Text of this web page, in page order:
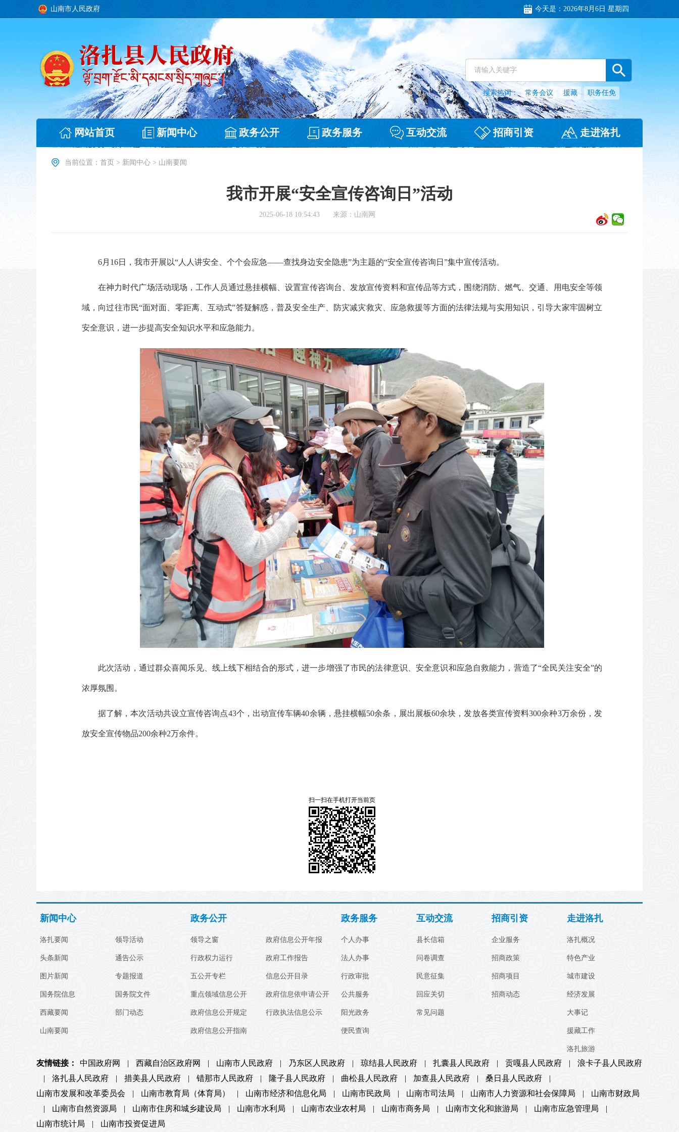
山南市人民政府 今天是： 2026年8月6日 星期四
搜索热词： 常务会议 援藏 职务任免
网站首页 新闻中心 政务公开 政务服务 互动交流 招商引资 走进洛扎
当前位置： 首页 > 新闻中心 > 山南要闻
我市开展“安全宣传咨询日”活动
2025-06-18 10:54:43 来源：山南网
6月16日，我市开展以“人人讲安全、个个会应急——查找身边安全隐患”为主题的“安全宣传咨询日”集中宣传活动。
在神力时代广场活动现场，工作人员通过悬挂横幅、设置宣传咨询台、发放宣传资料和宣传品等方式，围绕消防、燃气、交通、用电安全等领
域，向过往市民“面对面、零距离、互动式”答疑解惑，普及安全生产、防灾减灾救灾、应急救援等方面的法律法规与实用知识，引导大家牢固树立
安全意识，进一步提高安全知识水平和应急能力。
此次活动，通过群众喜闻乐见、线上线下相结合的形式，进一步增强了市民的法律意识、安全意识和应急自救能力，营造了“全民关注安全”的
浓厚氛围。
据了解，本次活动共设立宣传咨询点43个，出动宣传车辆40余辆，悬挂横幅50余条，展出展板60余块，发放各类宣传资料300余种3万余份，发
放安全宣传物品200余种2万余件。
扫一扫在手机打开当前页
新闻中心
洛扎要闻
头条新闻
图片新闻
国务院信息
西藏要闻
山南要闻
领导活动
通告公示
专题报道
国务院文件
部门动态
政务公开
领导之窗
行政权力运行
五公开专栏
重点领域信息公开
政府信息公开规定
政府信息公开指南
政府信息公开年报
政府工作报告
信息公开目录
政府信息依申请公开
行政执法信息公示
政务服务
个人办事
法人办事
行政审批
公共服务
阳光政务
便民查询
互动交流
县长信箱
问卷调查
民意征集
回应关切
常见问题
招商引资
企业服务
招商政策
招商项目
招商动态
走进洛扎
洛扎概况
特色产业
城市建设
经济发展
大事记
援藏工作
洛扎旅游
友情链接： 中国政府网 | 西藏自治区政府网 | 山南市人民政府 | 乃东区人民政府 | 琼结县人民政府 | 扎囊县人民政府 | 贡嘎县人民政府 |
浪卡子县人民政府
|
洛扎县人民政府 | 措美县人民政府 | 错那市人民政府 | 隆子县人民政府 | 曲松县人民政府 | 加查县人民政府 | 桑日县人民政府
|
山南市发展和改革委员会
| 山南市教育局（体育局） | 山南市经济和信息化局 | 山南市民政局 | 山南市司法局 | 山南市人力资源和社会保障局 |
山南市财政局
|
山南市自然资源局 | 山南市住房和城乡建设局 | 山南市水利局 | 山南市农业农村局 | 山南市商务局 | 山南市文化和旅游局 | 山南市应急管理局
|
山南市统计局
| 山南市投资促进局